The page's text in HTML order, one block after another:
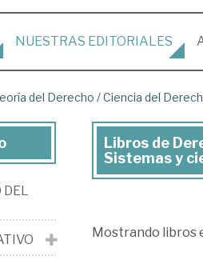
NUESTRAS EDITORIALES
del Derecho /Ciencia del
Libros
de
>
Libros de
Sistemas y
Mostrando libros
DEL